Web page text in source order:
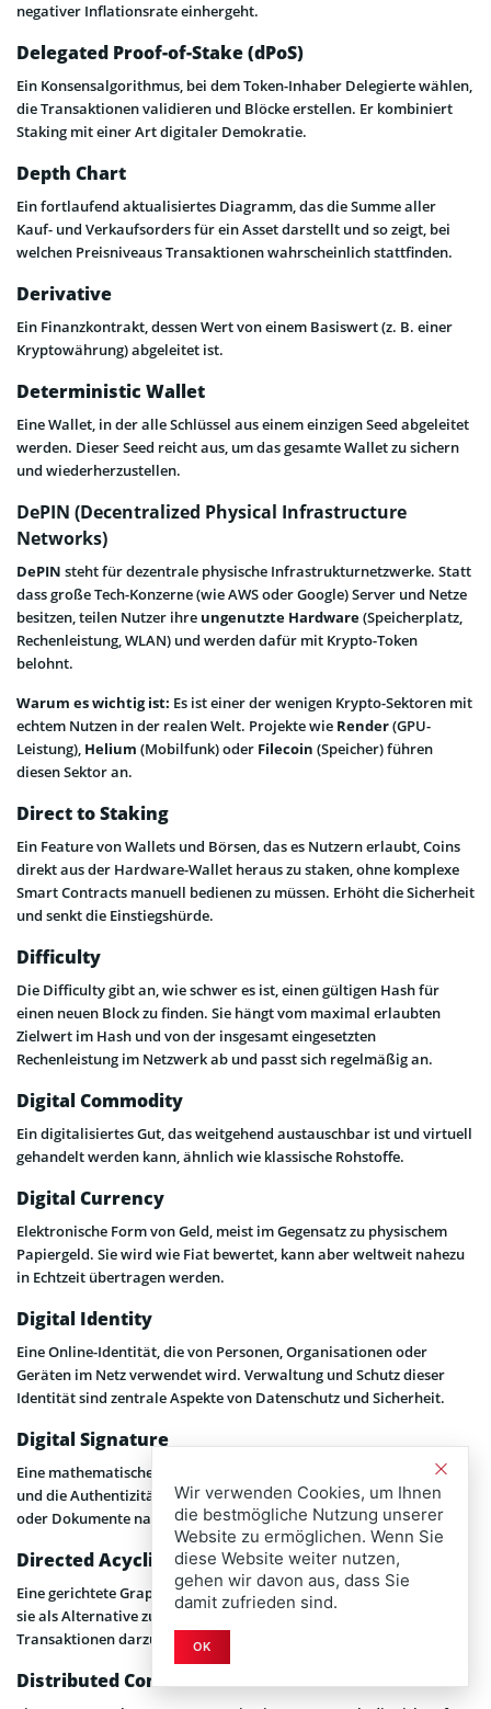
negativer Inflationsrate einhergeht.
Delegated Proof-of-Stake (dPoS)
Ein Konsensalgorithmus, bei dem Token-Inhaber Delegierte wählen,
die Transaktionen validieren und Blöcke erstellen. Er kombiniert
Staking mit einer Art digitaler Demokratie.
Depth Chart
Ein fortlaufend aktualisiertes Diagramm, das die Summe aller
Kauf- und Verkaufsorders für ein Asset darstellt und so zeigt, bei
welchen Preisniveaus Transaktionen wahrscheinlich stattfinden.
Derivative
Ein Finanzkontrakt, dessen Wert von einem Basiswert (z. B. einer
Kryptowährung) abgeleitet ist.
Deterministic Wallet
Eine Wallet, in der alle Schlüssel aus einem einzigen Seed abgeleitet
werden. Dieser Seed reicht aus, um das gesamte Wallet zu sichern
und wiederherzustellen.
DePIN (Decentralized Physical Infrastructure
Networks)
DePIN steht für dezentrale physische Infrastrukturnetzwerke. Statt
dass große Tech-Konzerne (wie AWS oder Google) Server und Netze
besitzen, teilen Nutzer ihre ungenutzte Hardware(Speicherplatz,
Rechenleistung, WLAN) und werden dafür mit Krypto-Token
belohnt.
Warum es wichtig ist: Es ist einer der wenigen Krypto-Sektoren mit
echtem Nutzen in der realen Welt. Projekte wie Render(GPU-
Leistung), Helium (Mobilfunk) oder Filecoin (Speicher) führen
diesen Sektor an.
Direct to Staking
Ein Feature von Wallets und Börsen, das es Nutzern erlaubt, Coins
direkt aus der Hardware-Wallet heraus zu staken, ohne komplexe
Smart Contracts manuell bedienen zu müssen. Erhöht die Sicherheit
und senkt die Einstiegshürde.
Difficulty
Die Difficulty gibt an, wie schwer es ist, einen gültigen Hash für
einen neuen Block zu finden. Sie hängt vom maximal erlaubten
Zielwert im Hash und von der insgesamt eingesetzten
Rechenleistung im Netzwerk ab und passt sich regelmäßig an.
Digital Commodity
Ein digitalisiertes Gut, das weitgehend austauschbar ist und virtuell
gehandelt werden kann, ähnlich wie klassische Rohstoffe.
Digital Currency
Elektronische Form von Geld, meist im Gegensatz zu physischem
Papiergeld. Sie wird wie Fiat bewertet, kann aber weltweit nahezu
in Echtzeit übertragen werden.
Digital Identity
Eine Online-Identität, die von Personen, Organisationen oder
Geräten im Netz verwendet wird. Verwaltung und Schutz dieser
Identität sind zentrale Aspekte von Datenschutz und Sicherheit.
Digital Signature
Eine mathematische Signatur, die durch Verschlüsselung entsteht
und die Authentizität und Unverändertheit digitaler Nachrichten
oder Dokumente nachweist.
Directed Acyclic Graph (DAG)
Eine gerichtete Graphstruktur ohne Zyklen. Im Krypto-Kontext wird
sie als Alternative zur klassischen Blockchain genutzt, um
Transaktionen darzustellen.
Distributed Consensus
Wir verwenden Cookies, um Ihnen
die bestmögliche Nutzung unserer
Website zu ermöglichen. Wenn Sie
diese Website weiter nutzen,
gehen wir davon aus, dass Sie
damit zufrieden sind.
OK